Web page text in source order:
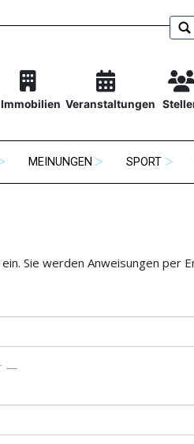
Immobilien Veranstaltungen
MEINUNGEN SPORT